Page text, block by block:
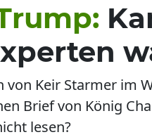
von Keir Starmer im
Brief von König
lesen?